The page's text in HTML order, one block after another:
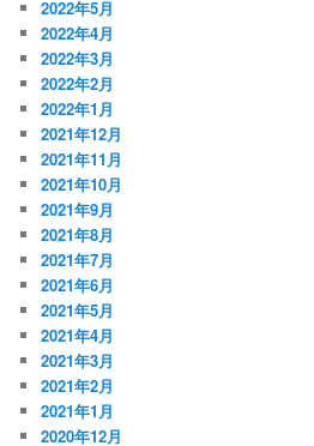
2022年5月
2022年4月
2022年3月
2022年2月
2022年1月
2021年12月
2021年11月
2021年10月
2021年9月
2021年8月
2021年7月
2021年6月
2021年5月
2021年4月
2021年3月
2021年2月
2021年1月
2020年12月